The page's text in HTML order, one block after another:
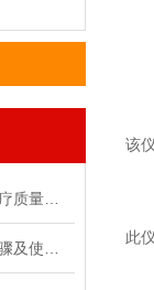
该
此